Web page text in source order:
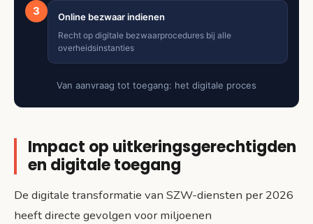
3 Online bezwaar indienen
Recht op digitale bezwaarprocedures bij alle
overheidsinstanties
Van aanvraag tot toegang: het digitale proces
Impact op uitkeringsgerechtigden
en digitale toegang
De digitale transformatie van SZW-diensten per 2026
heeft directe gevolgen voor miljoenen